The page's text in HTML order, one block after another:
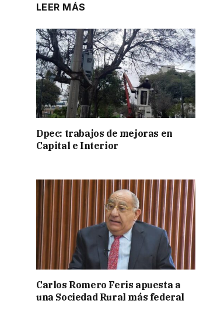
LEER MÁS
Dpec: trabajos de mejoras en
Capital e Interior
Carlos Romero Feris apuesta a
una Sociedad Rural más federal